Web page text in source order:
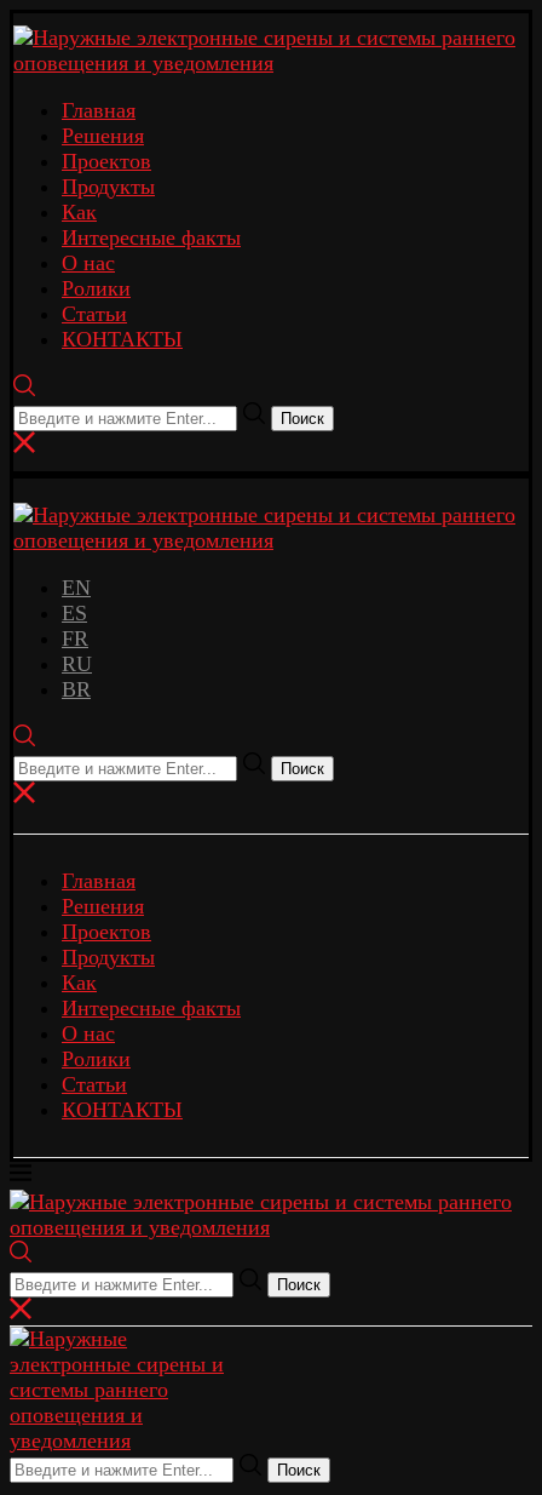
Главная
Решения
Проектов
Продукты
Как
Интересные факты
О нас
Ролики
Статьи
КОНТАКТЫ
Поиск
EN
ES
FR
RU
BR
Поиск
Главная
Решения
Проектов
Продукты
Как
Интересные факты
О нас
Ролики
Статьи
КОНТАКТЫ
Поиск
Поиск